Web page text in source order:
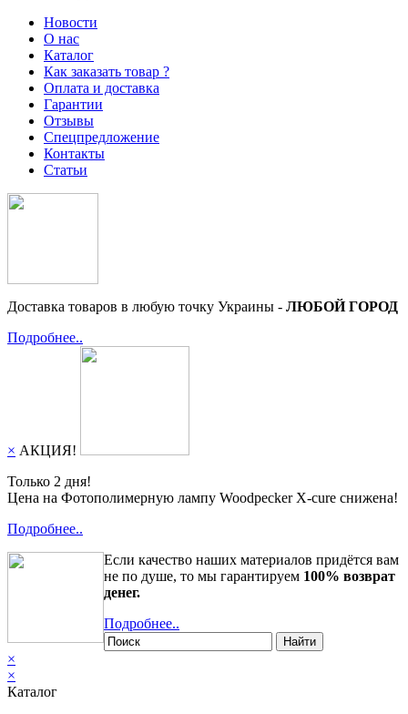
Новости
О нас
Каталог
Как заказать товар ?
Оплата и доставка
Гарантии
Отзывы
Спецпредложение
Контакты
Статьи
Доставка товаров в любую точку Украины - ЛЮБОЙ ГОРОД
Подробнее..
× АКЦИЯ!
Только 2 дня!
Цена на Фотополимерную лампу Woodpecker X-cure снижена!
Подробнее..
Если качество наших материалов придётся вам
не по душе, то мы гарантируем 100% возврат
денег.
Подробнее..
Найти
×
×
Каталог